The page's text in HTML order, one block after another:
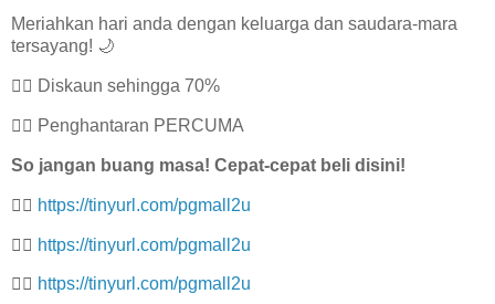
Meriahkan hari anda dengan keluarga dan saudara-mara
tersayang! 🌙
👉🏻 Diskaun sehingga 70%
👉🏻 Penghantaran PERCUMA
So jangan buang masa! Cepat-cepat beli disini!
👉🏻 https://tinyurl.com/pgmall2u
👉🏻 https://tinyurl.com/pgmall2u
👉🏻 https://tinyurl.com/pgmall2u